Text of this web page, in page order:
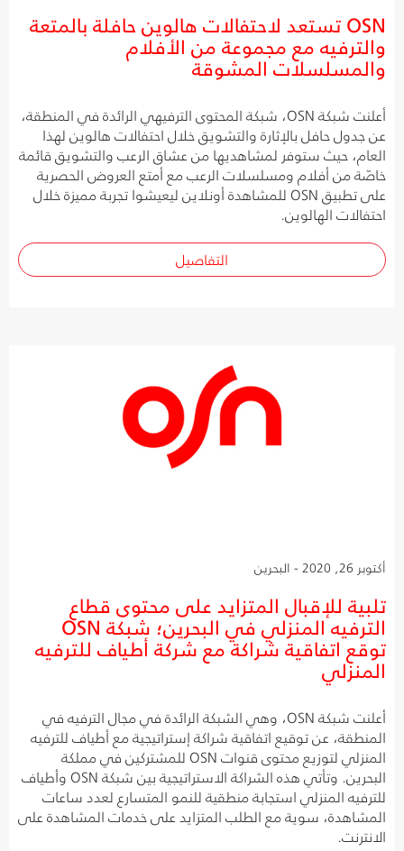
OSN تستعد لاحتفالات هالوين حافلة بالمتعة
والترفيه مع مجموعة من الأفلام
والمسلسلات المشوقة
أعلنت شبكة OSN، شبكة المحتوى الترفيهي الرائدة في المنطقة،
عن جدول حافل بالإثارة والتشويق خلال احتفالات هالوين لهذا
العام، حيث ستوفر لمشاهديها من عشاق الرعب والتشويق قائمة
خاصّة من أفلام ومسلسلات الرعب مع أمتع العروض الحصرية
على تطبيق OSN للمشاهدة أونلاين ليعيشوا تجربة مميزة خلال
احتفالات الهالوين.
التفاصيل
أكتوبر 26, 2020 - البحرين
تلبية للإقبال المتزايد على محتوى قطاع
الترفيه المنزلي في البحرين؛ شبكة OSN
توقع اتفاقية شراكة مع شركة أطياف للترفيه
المنزلي
أعلنت شبكة OSN، وهي الشبكة الرائدة في مجال الترفيه في
المنطقة، عن توقيع اتفاقية شراكة إستراتيجية مع أطياف للترفيه
المنزلي لتوزيع محتوى قنوات OSN للمشتركين في مملكة
البحرين. وتأتي هذه الشراكة الاستراتيجية بين شبكة OSN وأطياف
للترفيه المنزلي استجابة منطقية للنمو المتسارع لعدد ساعات
المشاهدة، سوية مع الطلب المتزايد على خدمات المشاهدة على
الانترنت.